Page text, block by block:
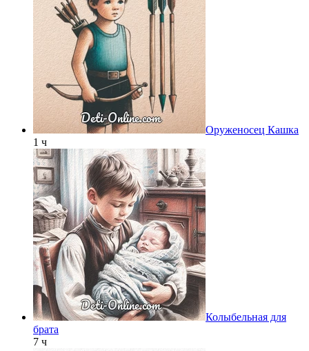
Оруженосец Кашка
1 ч
Колыбельная для
брата
7 ч